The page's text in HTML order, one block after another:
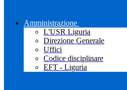
Amministrazione
L'USR Liguria
Direzione Generale
Uffici
Codice disciplinare
EFT - Liguria